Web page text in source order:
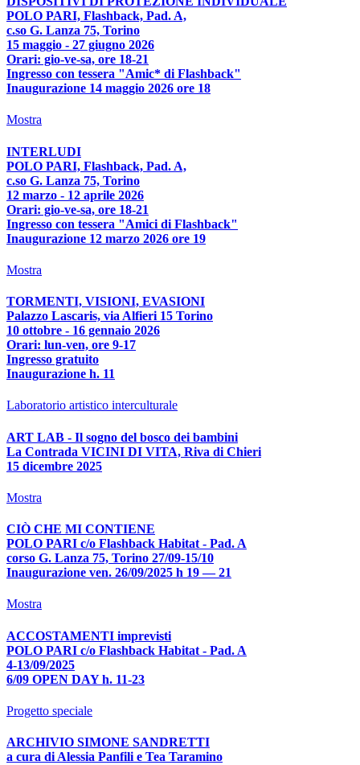
POLO PARI, Flashback, Pad. A,
c.so G. Lanza 75, Torino
15 maggio - 27 giugno 2026
Orari: gio-ve-sa, ore 18-21
Ingresso con tessera "Amic* di Flashback"
Inaugurazione 14 maggio 2026 ore 18
Mostra
INTERLUDI
POLO PARI, Flashback, Pad. A,
c.so G. Lanza 75, Torino
12 marzo - 12 aprile 2026
Orari: gio-ve-sa, ore 18-21
Ingresso con tessera "Amici di Flashback"
Inaugurazione 12 marzo 2026 ore 19
Mostra
TORMENTI, VISIONI, EVASIONI
Palazzo Lascaris, via Alfieri 15 Torino
10 ottobre - 16 gennaio 2026
Orari: lun-ven, ore 9-17
Ingresso gratuito
Inaugurazione h. 11
Laboratorio artistico interculturale
ART LAB - Il sogno del bosco dei bambini
La Contrada VICINI DI VITA, Riva di Chieri
15 dicembre 2025
Mostra
CIÒ CHE MI CONTIENE
POLO PARI c/o Flashback Habitat - Pad. A
corso G. Lanza 75, Torino 27/09-15/10
Inaugurazione ven. 26/09/2025 h 19 — 21
Mostra
ACCOSTAMENTI imprevisti
POLO PARI c/o Flashback Habitat - Pad. A
4-13/09/2025
6/09 OPEN DAY h. 11-23
Progetto speciale
ARCHIVIO SIMONE SANDRETTI
a cura di Alessia Panfili e Tea Taramino